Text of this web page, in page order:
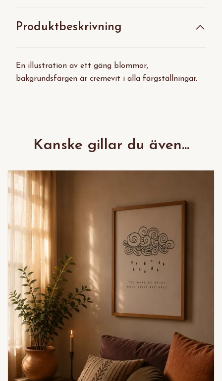
Produktbeskrivning
En illustration av ett gäng blommor,
bakgrundsfärgen är cremevit i alla färgställningar.
Kanske gillar du även...